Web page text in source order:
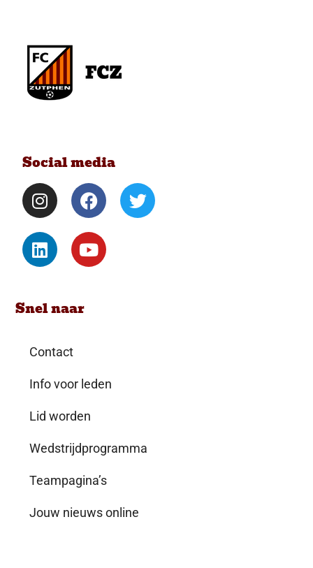
Social media
Snel naar
Contact
Info voor leden
Lid worden
Wedstrijdprogramma
Teampagina’s
Jouw nieuws online